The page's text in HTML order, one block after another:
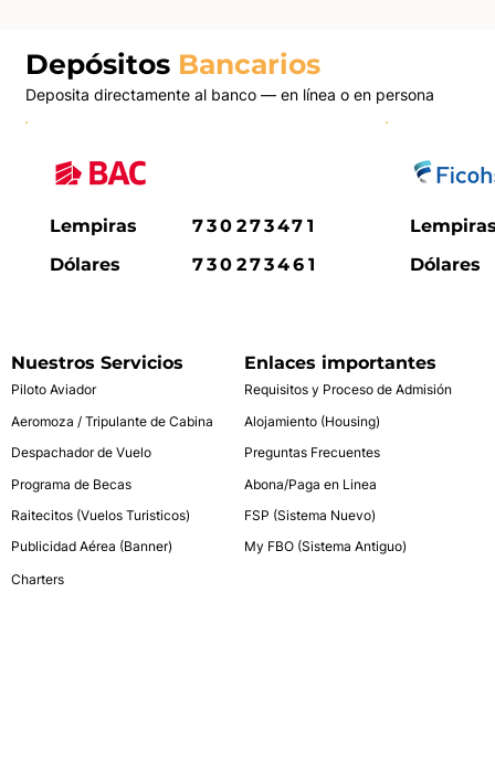
Depósitos Bancarios
Deposita directamente al banco — en línea o en persona
Lempiras
Dólares
730273471
730273461
Dólares
Nuestros Servicios
Piloto Aviador
Aeromoza / Tripulante de Cabina
Despachador de Vuelo
Programa de Becas
Raitecitos (Vuelos Turisticos)
Publicidad Aérea (Banner)
Enlaces importantes
Requisitos y Proceso de Admisión
Alojamiento (Housing)
Preguntas Frecuentes
Abona/Paga en Linea
FSP (Sistema Nuevo)
My FBO (Sistema Antiguo)
Charters